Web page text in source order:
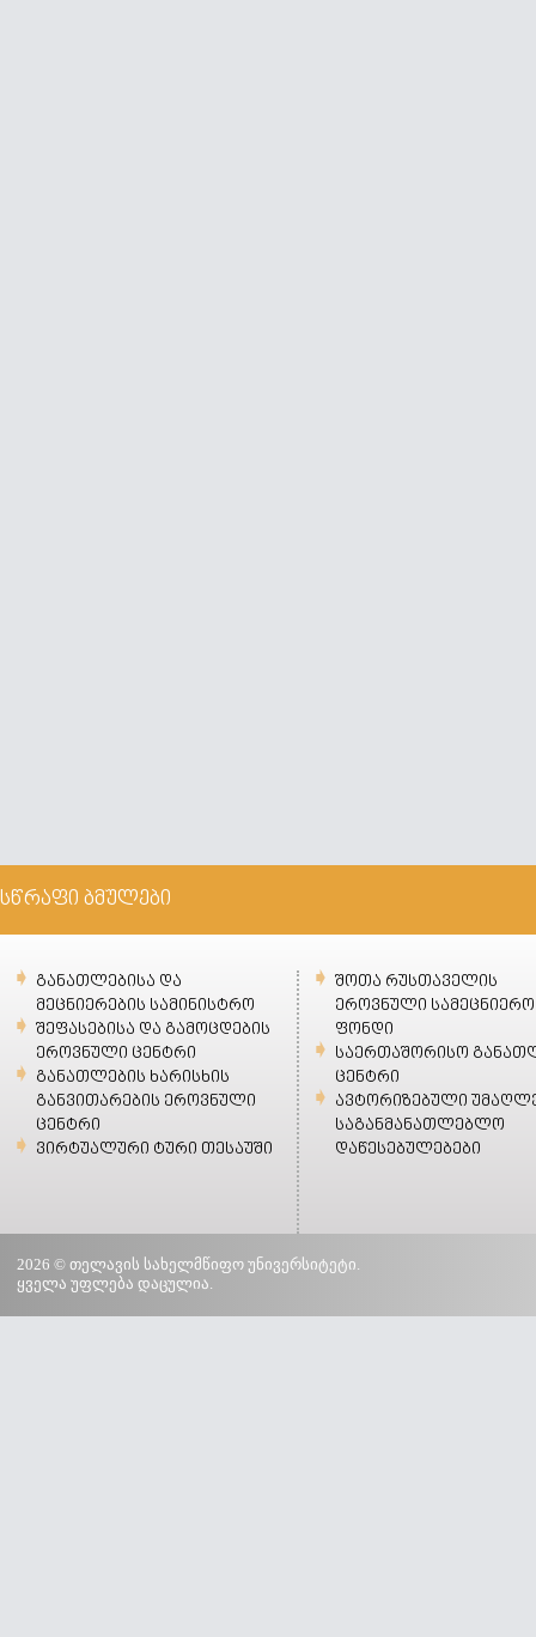
სწრაფი ბმულები
განათლებისა და
მეცნიერების სამინისტრო
შეფასებისა და გამოცდების
ეროვნული ცენტრი
განათლების ხარისხის
განვითარების ეროვნული
ცენტრი
ვირტუალური ტური თესაუში
შოთა რუსთაველის
ეროვნული სამეცნიერო
ფონდი
საერთაშორისო
ცენტრი
ავტორიზებული
საგანმანათლებლო
დაწესებულებები
2026 © თელავის სახელმწიფო უნივერსიტეტი.
ყველა უფლება დაცულია.